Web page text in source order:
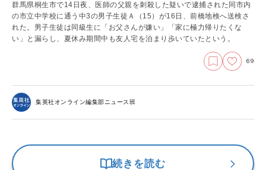
群馬県桐生市で14日夜、医師の父親を刺殺した疑いで逮捕された同市内
の市立中学校に通う中3の男子生徒Ａ（15）が16日、前橋地検へ送検さ
れた。男子生徒は同級生に「お父さんが嫌い」「家に極力帰りたくな
い」と漏らし、夏休み期間中も友人宅を泊まり歩いていたという。
69
集英社オンライン編集部ニュース班
続きを読む